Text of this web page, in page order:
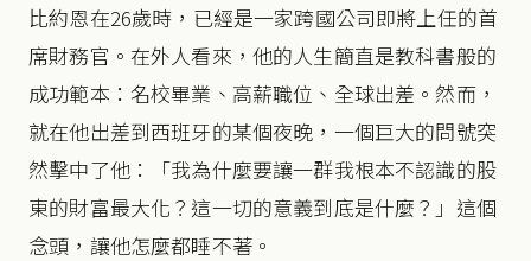
比約恩在26歲時，已經是一家跨國公司即將上任的首
席財務官。在外人看來，他的人生簡直是教科書般的
成功範本：名校畢業、高薪職位、全球出差。然而，
就在他出差到西班牙的某個夜晚，一個巨大的問號突
然擊中了他：「我為什麼要讓一群我根本不認識的股
東的財富最大化？這一切的意義到底是什麼？」這個
念頭，讓他怎麼都睡不著。